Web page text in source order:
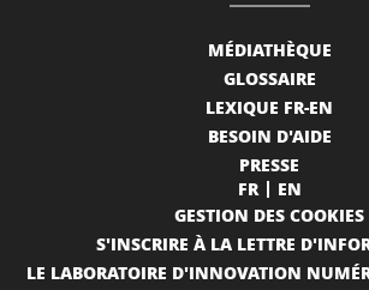
MÉDIATHÈQUE
GLOSSAIRE
LEXIQUE FR-EN
BESOIN D'AIDE
PRESSE
FR
EN
GESTION DES COOKIES
S'INSCRIRE À LA LETTRE
LE LABORATOIRE D'INNOVATION